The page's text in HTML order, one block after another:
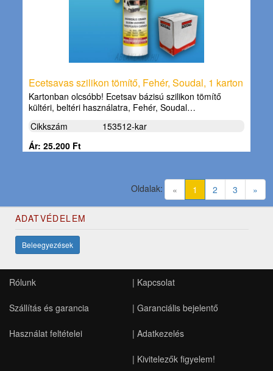
Ecetsavas szilikon tömítő, Fehér, Soudal, 1 karton
Kartonban olcsóbb! Ecetsav bázisú szilikon tömítő
kültéri, beltéri használatra, Fehér, Soudal…
Cikkszám
153512-kar
Ár: 25.200 Ft
« 1 (current)
2 3 »
Oldalak:
ADATVÉDELEM
Beleegyezések
Rólunk
Szállítás és garancia
Használat feltételei
| Kapcsolat
| Garanciális bejelentő
| Adatkezelés
| Kivitelezők figyelem!